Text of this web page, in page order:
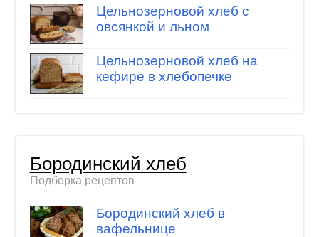
Цельнозерновой хлеб с
овсянкой и льном
Цельнозерновой хлеб на
кефире в хлебопечке
Бородинский хлеб
Подборка рецептов
Бородинский хлеб в
вафельнице